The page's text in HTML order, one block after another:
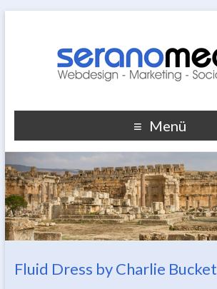
Menü
Fluid Dress by Charlie Bucket